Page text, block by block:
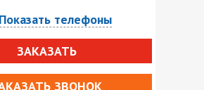
Показать телефоны
ЗАКАЗАТЬ
ЗВОНОК